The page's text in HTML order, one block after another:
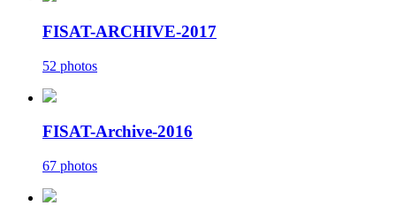
FISAT-ARCHIVE-2017
52 photos
FISAT-Archive-2016
67 photos